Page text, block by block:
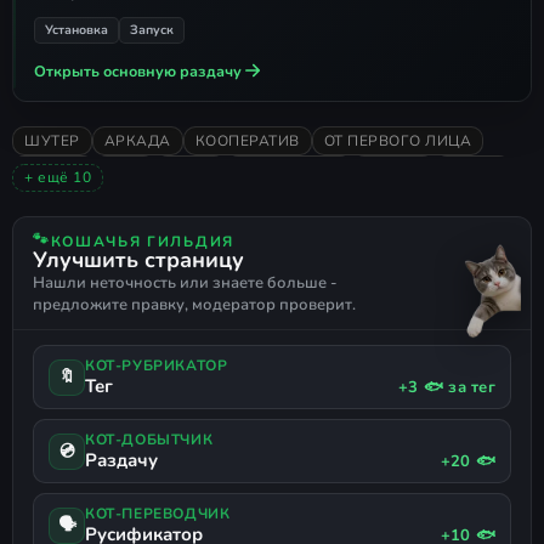
Создание сервера:
выберите раздел
определитесь с желаемым режимом
- выберитеCooperativeилиVersus,
Установка Запуск
Открыть основную раздачу
ШУТЕР АРКАДА КООПЕРАТИВ
ОТ ПЕРВОГО ЛИЦА
ЭКШЕН
ЖЕСТОКОСТЬ
РУССКИЙ ЯЗЫК
РУССКАЯ ОЗВУЧКА
ПОДДЕРЖКА ГЕЙМПАДА
+ ещё 10
🐾КОШАЧЬЯ ГИЛЬДИЯ
Улучшить страницу
Нашли неточность или знаете больше -
предложите правку, модератор проверит.
🔖 КОТ-РУБРИКАТОР
Тег +3 🐟 за тег
💿 КОТ-ДОБЫТЧИК
Раздачу +20 🐟
🗣 КОТ-ПЕРЕВОДЧИК
Русификатор +10 🐟